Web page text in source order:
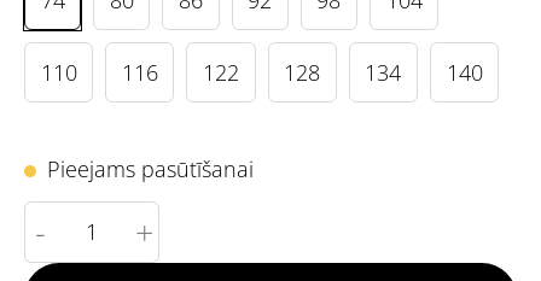
110 116 122 128 134 140
Pieejams pasūtīšanai
- +